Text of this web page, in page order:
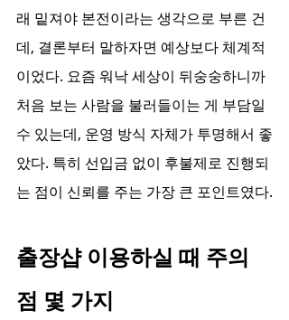
래 밑져야 본전이라는 생각으로 부른 건
데, 결론부터 말하자면 예상보다 체계적
이었다. 요즘 워낙 세상이 뒤숭숭하니까
처음 보는 사람을 불러들이는 게 부담일
수 있는데, 운영 방식 자체가 투명해서 좋
았다. 특히 선입금 없이 후불제로 진행되
는 점이 신뢰를 주는 가장 큰 포인트였다.
출장샵 이용하실 때 주의
점 몇 가지